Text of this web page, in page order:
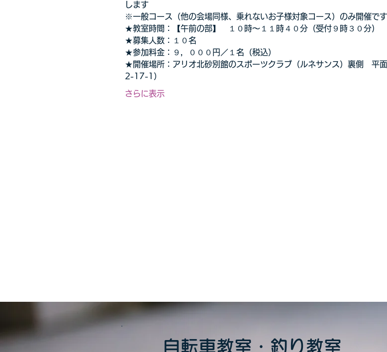
します
※一般コース（他の会場同様、乗れないお子様対象コース）のみ開催です
★教室時間：【午前の部】　１０時～１１時４０分（受付９時３０分)
★募集人数：１０名
★参加料金：９，０００円／１名（税込）
★開催場所：アリオ北砂別館のスポーツクラブ（ルネサンス）裏側　
2-17-1）
さらに表示
このイベントをシェア
自転車教室・釣り教室